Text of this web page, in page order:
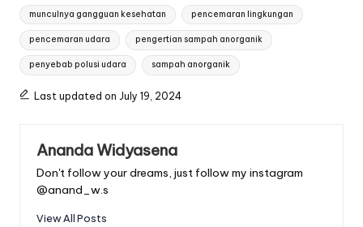
munculnya gangguan kesehatan pencemaran lingkungan
pencemaran udara pengertian sampah anorganik
penyebab polusi udara sampah anorganik
Last updated on July 19, 2024
Ananda Widyasena
Don't follow your dreams, just follow my instagram
@anand_w.s
View All Posts